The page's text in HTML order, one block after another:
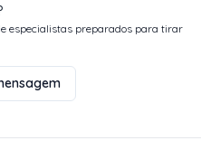
especialistas preparados para tirar